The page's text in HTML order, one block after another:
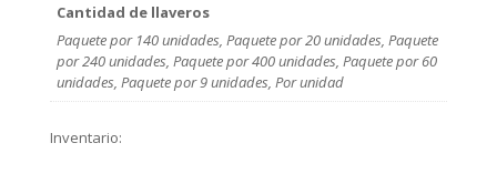
Cantidad de llaveros
Paquete por 140 unidades, Paquete por 20 unidades, Paquete
por 240 unidades, Paquete por 400 unidades, Paquete por 60
unidades, Paquete por 9 unidades, Por unidad
Inventario: